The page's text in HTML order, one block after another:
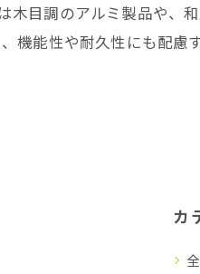
目調のアルミ製品や、
機能性や耐久性にも配慮
カ